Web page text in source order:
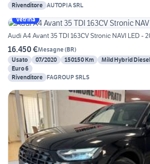
Rivenditore AUTOPIA SRL
Vetrina
Audi A4 Avant 35 TDI 163CV Stronic NAVI LED -
16.450 €Mesagne(BR)
Usato
07/2020 150150 Km Mild Hybrid Diesel
Euro 6
Rivenditore FAGROUP SRLS